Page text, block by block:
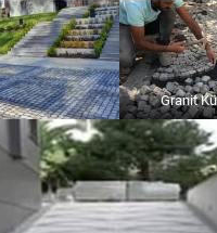
Granit